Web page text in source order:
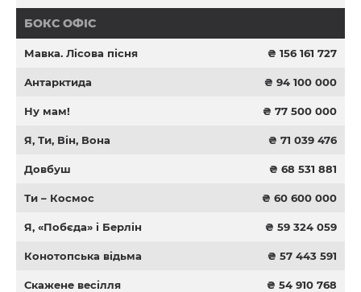
БОКС ОФІС
Мавка. Лісова пісня ₴ 156 161 727
Антарктида ₴ 94 100 000
Ну мам! ₴ 77 500 000
Я, Ти, Він, Вона ₴ 71 039 476
Довбуш ₴ 68 531 881
Ти – Космос ₴ 60 600 000
Я, «Побєда» і Берлін ₴ 59 324 059
Конотопська відьма ₴ 57 443 591
Скажене весілля ₴ 54 910 768